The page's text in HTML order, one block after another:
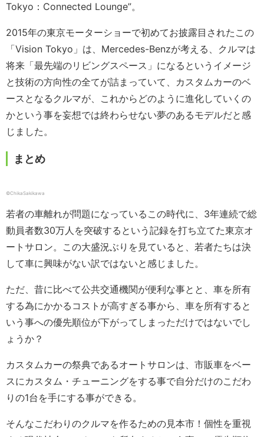
Tokyo：Connected Lounge”。
2015年の東京モーターショーで初めてお披露目されたこの
「Vision Tokyo」は、Mercedes-Benzが考える、クルマは
将来「最先端のリビングスペース」になるというイメージ
と技術の方向性の全てが詰まっていて、カスタムカーのベ
ースとなるクルマが、これからどのように進化していくの
かという事を妄想では終わらせない夢のあるモデルだと感
じました。
まとめ
©ChikaSakikawa
若者の車離れが問題になっているこの時代に、3年連続で総
動員者数30万人を突破するという記録を打ち立てた東京オ
ートサロン。この大盛況ぶりを見ていると、若者たちは決
して車に興味がない訳ではないと感じました。
ただ、昔に比べて公共交通機関が便利な事とと、車を所有
する為にかかるコストが高すぎる事から、車を所有すると
いう事への優先順位が下がってしまっただけではないでし
ょうか？
カスタムカーの祭典であるオートサロンは、市販車をベー
スにカスタム・チューニングをする事で自分だけのこだわ
りの1台を手にする事ができる。
そんなこだわりのクルマを作るための見本市！個性を重視